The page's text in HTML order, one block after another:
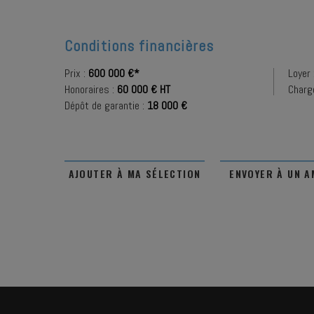
Conditions financières
Prix : 600 000 €*
Honoraires : 60 000 € HT
Dépôt de garantie : 18 000 €
Loyer :
AJOUTER À MA SÉLECTION ENVOYER À UN